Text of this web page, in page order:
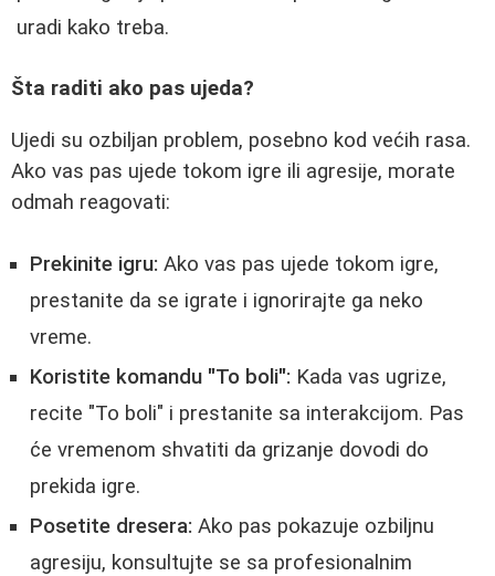
uradi kako treba.
Šta raditi ako pas ujeda?
Ujedi su ozbiljan problem, posebno kod većih rasa.
Ako vas pas ujede tokom igre ili agresije, morate
odmah reagovati:
Prekinite igru: Ako vas pas ujede tokom igre,
prestanite da se igrate i ignorirajte ga neko
vreme.
Koristite komandu "To boli": Kada vas ugrize,
recite "To boli" i prestanite sa interakcijom. Pas
će vremenom shvatiti da grizanje dovodi do
prekida igre.
Posetite dresera: Ako pas pokazuje ozbiljnu
agresiju, konsultujte se sa profesionalnim